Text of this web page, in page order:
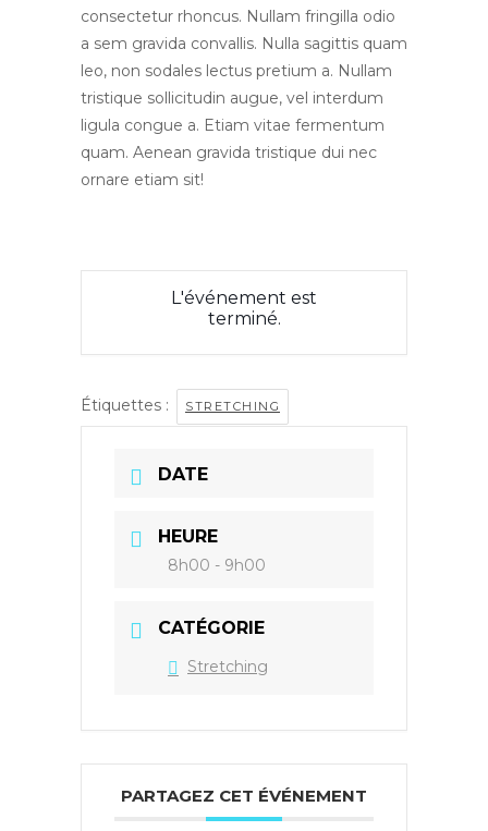
consectetur rhoncus. Nullam fringilla odio
a sem gravida convallis. Nulla sagittis quam
leo, non sodales lectus pretium a. Nullam
tristique sollicitudin augue, vel interdum
ligula congue a. Etiam vitae fermentum
quam. Aenean gravida tristique dui nec
ornare etiam sit!
L'événement est
terminé.
Étiquettes : STRETCHING
DATE
HEURE
8h00 - 9h00
CATÉGORIE
Stretching
PARTAGEZ CET ÉVÉNEMENT